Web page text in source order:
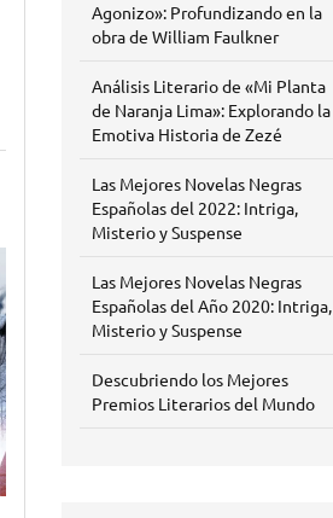
Agonizo»: Profundizando en la
obra de William Faulkner
Análisis Literario de «Mi Planta
de Naranja Lima»: Explorando la
Emotiva Historia de Zezé
Las Mejores Novelas Negras
Españolas del 2022: Intriga,
Misterio y Suspense
Las Mejores Novelas Negras
Españolas del Año 2020: Intriga,
Misterio y Suspense
Descubriendo los Mejores
Premios Literarios del Mundo